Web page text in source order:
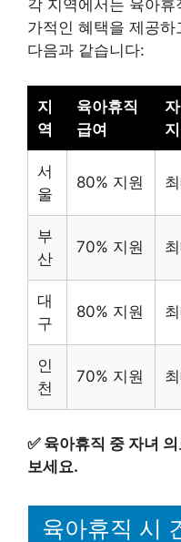
각 지역에서는 육아
가적인 혜택을 제공
다음과 같습니다:
지
역
육아휴직
급여
서
울
80% 지원
부
산
70% 지원
대
구
80% 지원
인
천
70% 지원
✅ 육아휴직 중 자녀
보세요.
육아휴직 시